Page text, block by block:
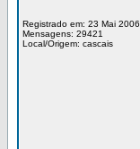
Registrado em: 23 Mai 2006
Mensagens: 29421
Local/Origem: cascais